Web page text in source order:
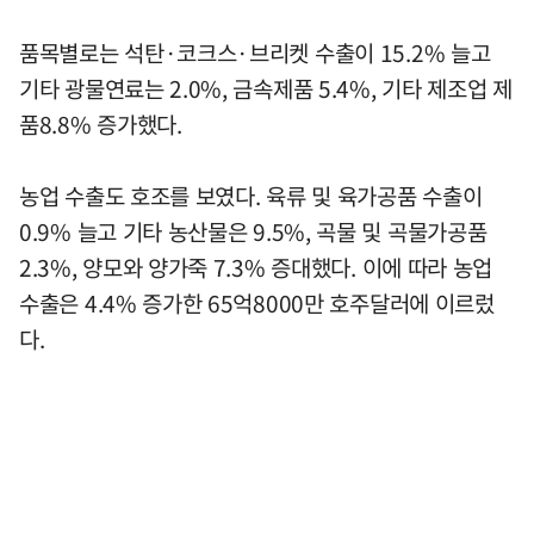
품목별로는 석탄·코크스·브리켓 수출이 15.2% 늘고
기타 광물연료는 2.0%, 금속제품 5.4%, 기타 제조업 제
품8.8% 증가했다.
농업 수출도 호조를 보였다. 육류 및 육가공품 수출이
0.9% 늘고 기타 농산물은 9.5%, 곡물 및 곡물가공품
2.3%, 양모와 양가죽 7.3% 증대했다. 이에 따라 농업
수출은 4.4% 증가한 65억8000만 호주달러에 이르렀
다.